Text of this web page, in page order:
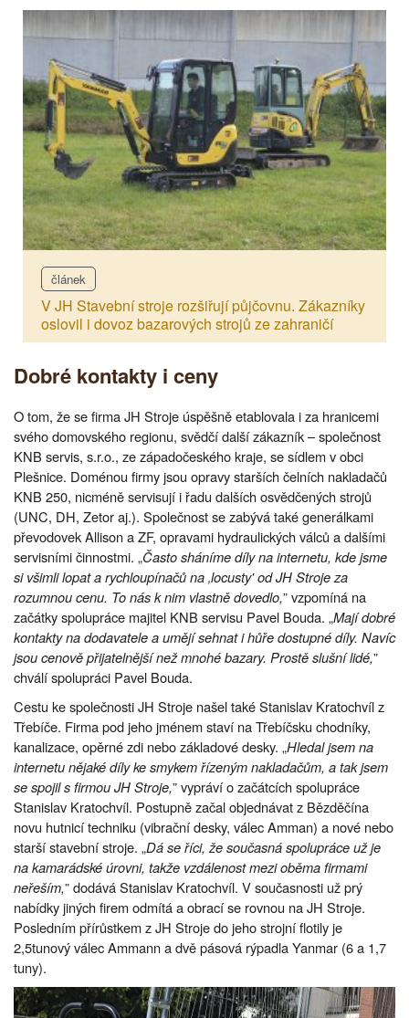
článek
V JH Stavební stroje rozšiřují půjčovnu. Zákazníky
oslovil i dovoz bazarových strojů ze zahraničí
Dobré kontakty i ceny
O tom, že se firma JH Stroje úspěšně etablovala i za hranicemi
svého domovského regionu, svědčí další zákazník – společnost
KNB servis, s.r.o., ze západočeského kraje, se sídlem v obci
Plešnice. Doménou firmy jsou opravy starších čelních nakladačů
KNB 250, nicméně servisují i řadu dalších osvědčených strojů
(UNC, DH, Zetor aj.). Společnost se zabývá také generálkami
převodovek Allison a ZF, opravami hydraulických válců a dalšími
servisními činnostmi. „Často sháníme díly na internetu, kde jsme
si všimli lopat a rychloupínačů na ‚locusty' od JH Stroje za
rozumnou cenu. To nás k nim vlastně dovedlo,” vzpomíná na
začátky spolupráce majitel KNB servisu Pavel Bouda. „Mají dobré
kontakty na dodavatele a umějí sehnat i hůře dostupné díly. Navíc
jsou cenově přijatelnější než mnohé bazary. Prostě slušní lidé,”
chválí spolupráci Pavel Bouda.
Cestu ke společnosti JH Stroje našel také Stanislav Kratochvíl z
Třebíče. Firma pod jeho jménem staví na Třebíčsku chodníky,
kanalizace, opěrné zdi nebo základové desky. „Hledal jsem na
internetu nějaké díly ke smykem řízeným nakladačům, a tak jsem
se spojil s firmou JH Stroje,” vypráví o začátcích spolupráce
Stanislav Kratochvíl. Postupně začal objednávat z Bězděčína
novu hutnicí techniku (vibrační desky, válec Amman) a nové nebo
starší stavební stroje. „Dá se říci, že současná spolupráce už je
na kamarádské úrovni, takže vzdálenost mezi oběma firmami
neřeším,” dodává Stanislav Kratochvíl. V současnosti už prý
nabídky jiných firem odmítá a obrací se rovnou na JH Stroje.
Posledním přírůstkem z JH Stroje do jeho strojní flotily je
2,5tunový válec Ammann a dvě pásová rýpadla Yanmar (6 a 1,7
tuny).